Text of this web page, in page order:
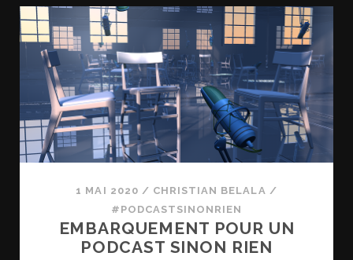
1 MAI 2020 / CHRISTIAN BELALA /
#PODCASTSINONRIEN
EMBARQUEMENT POUR UN
PODCAST SINON RIEN